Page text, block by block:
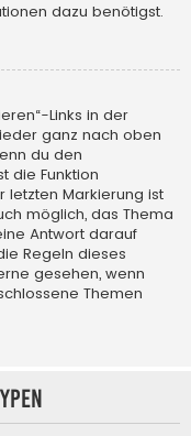
dazu benötigst.
Links in der
ganz nach oben
du den
die Funktion
Markierung ist
möglich, das Thema
Antwort darauf
Regeln dieses
gesehen, wenn
Themen